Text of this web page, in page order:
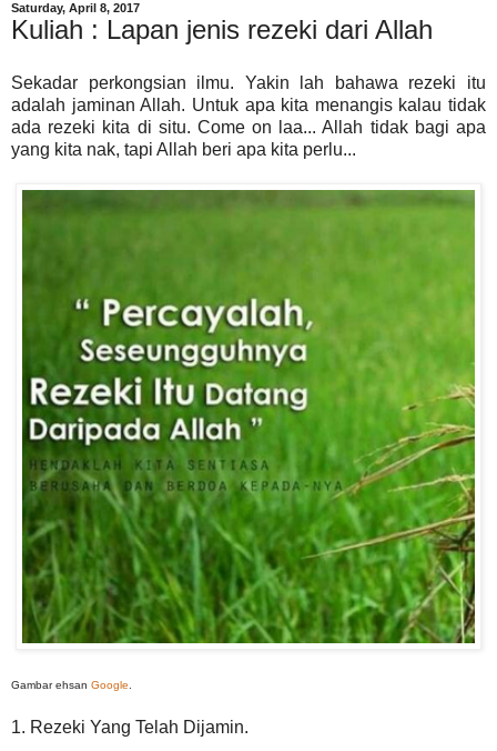
Saturday, April 8, 2017
Kuliah : Lapan jenis rezeki dari Allah
Sekadar perkongsian ilmu. Yakin lah bahawa rezeki itu
adalah jaminan Allah. Untuk apa kita menangis kalau tidak
ada rezeki kita di situ. Come on laa... Allah tidak bagi apa
yang kita nak, tapi Allah beri apa kita perlu...
Gambar ehsan Google
1. Rezeki Yang Telah Dijamin.